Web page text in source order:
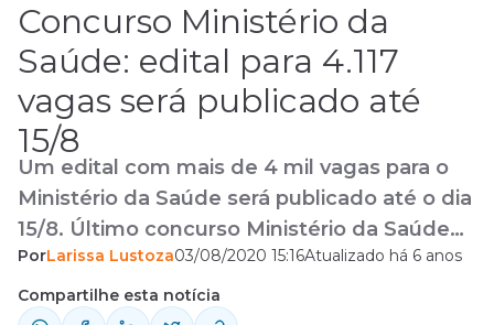
Concurso Ministério da
Saúde: edital para 4.117
vagas será publicado até
15/8
Um edital com mais de 4 mil vagas para o
Ministério da Saúde será publicado até o dia
15/8. Último concurso Ministério da Saúde
ocorreu em 2013.
PorLarissa Lustoza03/08/2020 15:16Atualizado há 6 anos
Compartilhe esta notícia